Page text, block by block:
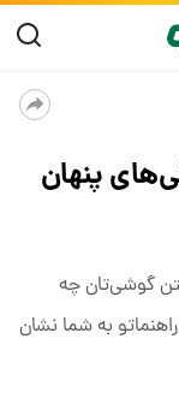
پنهان
گوشی‌تان چه
به شما نشان